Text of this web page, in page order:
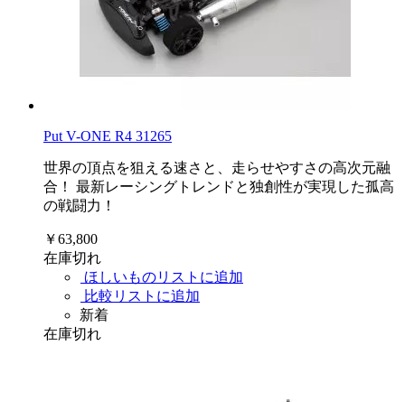
Put V-ONE R4 31265
世界の頂点を狙える速さと、走らせやすさの高次元融
合！ 最新レーシングトレンドと独創性が実現した孤高
の戦闘力！
￥63,800
在庫切れ
ほしいものリストに追加
比較リストに追加
新着
在庫切れ